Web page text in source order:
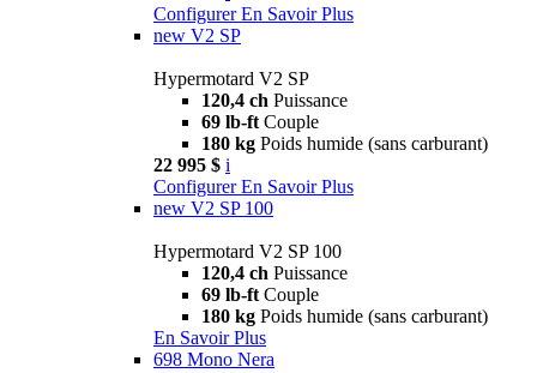
Configurer En Savoir Plus
new V2 SP
Hypermotard V2 SP
120,4 ch Puissance
69 lb-ft Couple
180 kg Poids humide (sans carburant)
22 995 $ i
Configurer En Savoir Plus
new V2 SP 100
Hypermotard V2 SP 100
120,4 ch Puissance
69 lb-ft Couple
180 kg Poids humide (sans carburant)
En Savoir Plus
698 Mono Nera